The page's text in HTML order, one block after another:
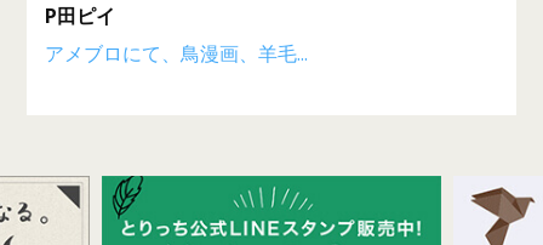
P田ピイ
アメブロにて、鳥漫画、羊毛...